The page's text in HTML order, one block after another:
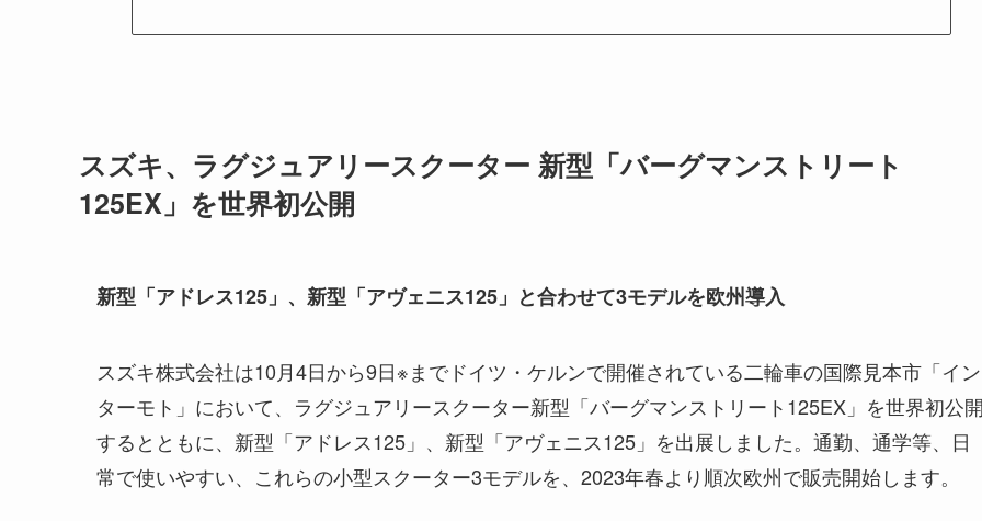
スズキ、ラグジュアリースクーター 新型「バーグマンストリート
125EX」を世界初公開
新型「アドレス125」、新型「アヴェニス125」と合わせて3モデルを欧州導入
スズキ株式会社は10月4日から9日※までドイツ・ケルンで開催されている二輪車の国際見本市「イン
ターモト」において、ラグジュアリースクーター新型「バーグマンストリート125EX」を世界初公
するとともに、新型「アドレス125」、新型「アヴェニス125」を出展しました。通勤、通学等、日
常で使いやすい、これらの小型スクーター3モデルを、2023年春より順次欧州で販売開始します。